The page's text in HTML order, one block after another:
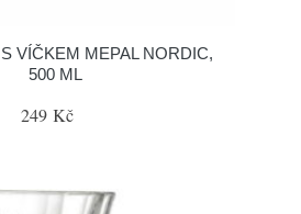
VÍČKEM MEPAL NORDIC,
500 ML
249 Kč